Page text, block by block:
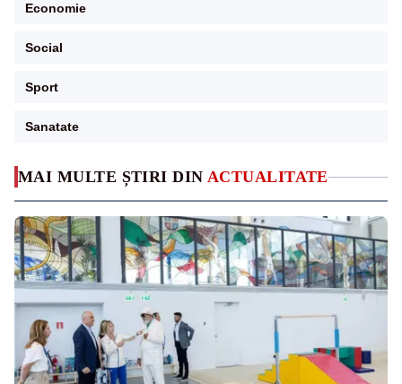
MAI MULTE ȘTIRI DIN ACTUALITATE
Economie
Social
Sport
Sanatate